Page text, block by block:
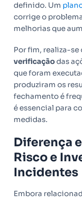
definido. Um
corrige o
melhorias que
Por fim, realiza-se
verificaçãodas
que foram
produziram os
fechamento é
é essencial para
medidas.
Diferença
Risco e
Incidentes
Embora